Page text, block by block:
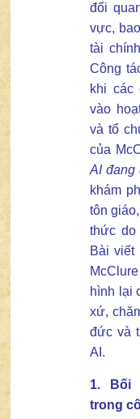
đổi
vực,
tài
Công
khi các
vào
và tổ
của
AI đang
khám
tôn
thức do
Bài viết
hình lại
xứ,
đức và
AI.
1. Bối
trong